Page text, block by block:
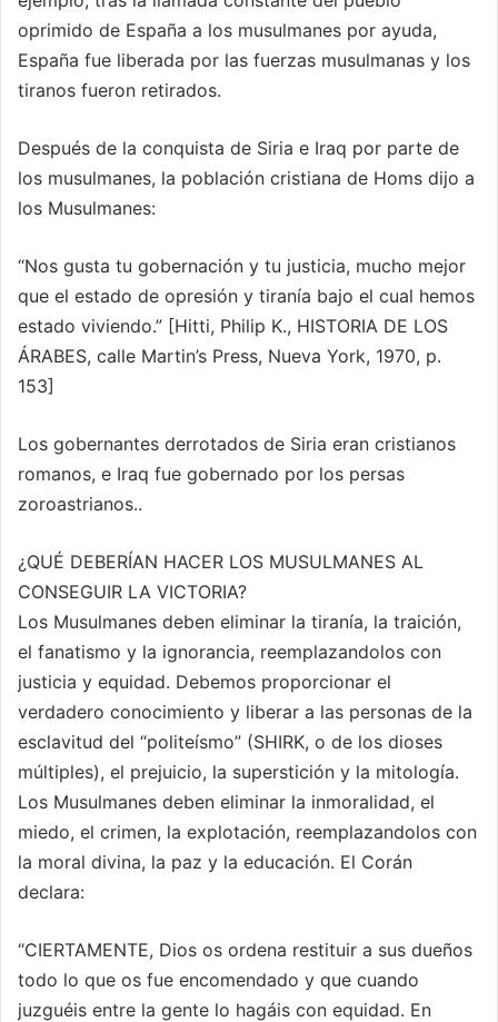
oprimido de España a los musulmanes por ayuda,
España fue liberada por las fuerzas musulmanas y los
tiranos fueron retirados.
Después de la conquista de Siria e Iraq por parte de
los musulmanes, la población cristiana de Homs dijo a
los Musulmanes:
“Nos gusta tu gobernación y tu justicia, mucho mejor
que el estado de opresión y tiranía bajo el cual hemos
estado viviendo.” [Hitti, Philip K., HISTORIA DE LOS
ÁRABES, calle Martin’s Press, Nueva York, 1970, p.
153]
Los gobernantes derrotados de Siria eran cristianos
romanos, e Iraq fue gobernado por los persas
zoroastrianos..
¿QUÉ DEBERÍAN HACER LOS MUSULMANES AL
CONSEGUIR LA VICTORIA?
Los Musulmanes deben eliminar la tiranía, la traición,
el fanatismo y la ignorancia, reemplazandolos con
justicia y equidad. Debemos proporcionar el
verdadero conocimiento y liberar a las personas de la
esclavitud del “politeísmo” (SHIRK, o de los dioses
múltiples), el prejuicio, la superstición y la mitología.
Los Musulmanes deben eliminar la inmoralidad, el
miedo, el crimen, la explotación, reemplazandolos con
la moral divina, la paz y la educación. El Corán
declara:
“CIERTAMENTE, Dios os ordena restituir a sus dueños
todo lo que os fue encomendado y que cuando
juzguéis entre la gente lo hagáis con equidad. En